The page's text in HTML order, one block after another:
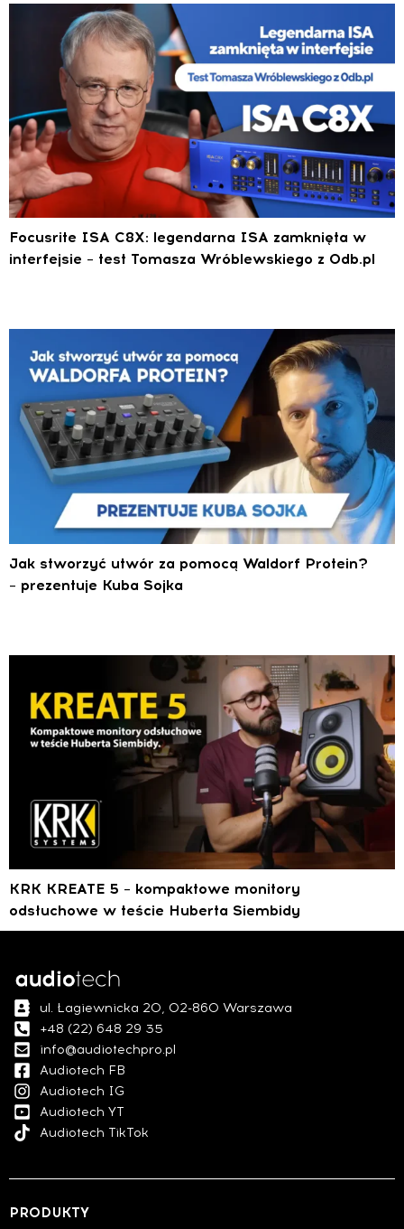
Focusrite ISA C8X: legendarna ISA zamknięta w
interfejsie – test Tomasza Wróblewskiego z 0db.pl
Jak stworzyć utwór za pomocą Waldorf Protein?
– prezentuje Kuba Sojka
KRK KREATE 5 – kompaktowe monitory
odsłuchowe w teście Huberta Siembidy
ul. Łagiewnicka 20, 02-860 Warszawa
+48 (22) 648 29 35
info@audiotechpro.pl
Audiotech FB
Audiotech IG
Audiotech YT
Audiotech TikTok
PRODUKTY